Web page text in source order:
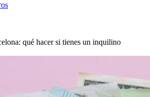
qué hacer si tienes un inquilino